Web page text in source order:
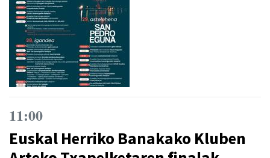
11:00
Euskal Herriko Banakako Kluben